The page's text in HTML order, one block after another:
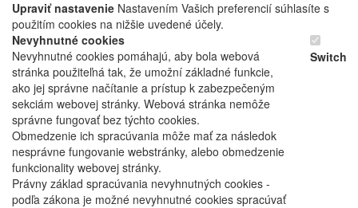
Upraviť nastavenie Nastavením Vašich preferencií súhlasíte s
použitím cookies na nižšie uvedené účely.
Nevyhnutné cookies
Nevyhnutné cookies pomáhajú, aby bola webová
stránka použiteľná tak, že umožní základné funkcie,
ako jej správne načítanie a prístup k zabezpečeným
sekciám webovej stránky. Webová stránka nemôže
správne fungovať bez týchto cookies.
Obmedzenie ich spracúvania môže mať za následok
nesprávne fungovanie webstránky, alebo obmedzenie
funkcionality webovej stránky.
Právny základ spracúvania nevyhnutných cookies -
podľa zákona je možné nevyhnutné cookies spracúvať
Switch